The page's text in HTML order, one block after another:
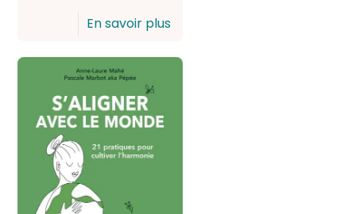
En savoir plus